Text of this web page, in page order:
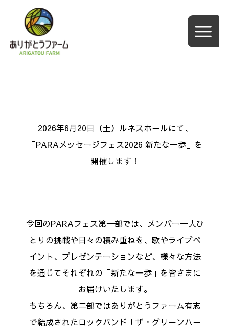
2026年6月20日（土）ルネスホールにて、
「PARAメッセージフェス2026 新たな一歩」を
開催します！
今回のPARAフェス第一部では、メンバー一人ひ
とりの挑戦や日々の積み重ねを、歌やライブペ
イント、プレゼンテーションなど、様々な方法
を通じてそれぞれの「新たな一歩」を皆さまに
お届けいたします。
もちろん、第二部ではありがとうファーム有志
で結成されたロックバンド「ザ・グリーンハー